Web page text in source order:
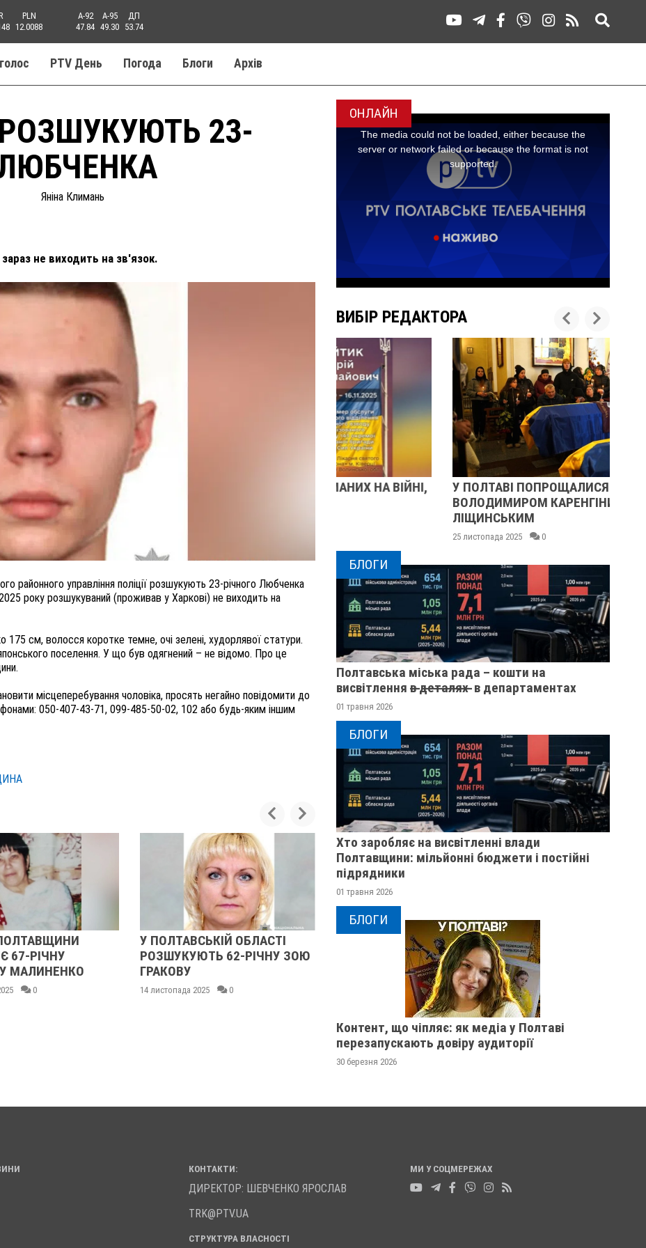
PLN
12.0088
A-92
47.84
A-95
49.30
ДП
53.74
PTV День Погода Блоги Aрхів
23-
ЛЮБЧЕНКА
Яніна Климань
не виходить на зв'язок.
районного управління поліції розшукують 23-річного Любченка
року розшукуваний (проживав у Харкові) не виходить на
175 см, волосся коротке темне, очі зелені, худорлявої статури.
поселення. У що був одягнений – не відомо. Про це
місцеперебування чоловіка, просять негайно повідомити до
050-407-43-71, 099-485-50-02, 102 або будь-яким іншим
67-РІЧНУ
МАЛИНЕНКО
0
У ПОЛТАВСЬКІЙ ОБЛАСТІ
РОЗШУКУЮТЬ 62-РІЧНУ ЗОЮ
ГРАКОВУ
14 листопада 2025 0
У ПОЛТАВСЬКІЙ ОБЛАСТІ
РОЗШУКУЮТЬ 82-РІЧНУ
ГАННУ МЕРКОТАН
0
ПОЛІЦІЯ
РОЗШУКУЄ 69-
МИХАЙЛА УДОДА
12 листопада 2025
ОНЛАЙН
ВИБІР РЕДАКТОРА
ВНАСЛІДОК ПОРАНЕНЬ, ОТРИМАНИХ НА ВІЙНІ,
ПОМЕР ВОЇН ЮРІЙ ВОЙТИК
25 листопада 2025
У ПОЛТАВІ ПОПРОЩАЛИСЯ ІЗ ВІЙСЬКОВИМИ
ВОЛОДИМИРОМ КАРЕНГІНИМ ТА ОЛЕГОМ
БЛОГИ
Полтавська міська рада – кошти на
висвітлення в̶ ̶д̶е̶т̶а̶л̶я̶х̶ ̶ в департаментах
01 травня 2026
БЛОГИ
Хто заробляє на висвітленні влади
Полтавщини: мільйонні бюджети і постійні
підрядники
01 травня 2026
БЛОГИ
Контент, що чіпляє: як медіа у Полтаві
перезапускають довіру аудиторії
30 березня 2026
КОНТАКТИ:
ДИРЕКТОР: ШЕВЧЕНКО ЯРОСЛАВ
TRK@PTV.UA
СТРУКТУРА ВЛАСНОСТІ
МИ У СОЦМЕРЕЖАХ